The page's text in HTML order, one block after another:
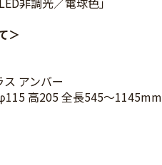
アンバー
高205 全長545～1145mm